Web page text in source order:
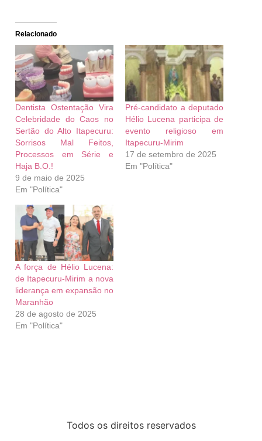
Relacionado
Dentista Ostentação Vira
Celebridade do Caos no
Sertão do Alto Itapecuru:
Sorrisos Mal Feitos,
Processos em Série e
Haja B.O.!
9 de maio de 2025
Em "Política"
Pré-candidato a deputado
Hélio Lucena participa de
evento religioso em
Itapecuru-Mirim
17 de setembro de 2025
Em "Política"
A força de Hélio Lucena:
de Itapecuru-Mirim a nova
liderança em expansão no
Maranhão
28 de agosto de 2025
Em "Política"
Todos os direitos reservados